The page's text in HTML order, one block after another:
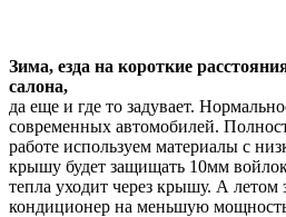
Зима, езда на короткие
салона,
да еще и где то задувает.
современных автомобилей.
работе используем материалы с
крышу будет защищать 10мм
тепла уходит через крышу. А летом
кондиционер на меньшую